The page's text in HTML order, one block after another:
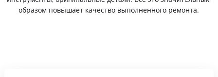
образом повышает качество выполненного ремонта.